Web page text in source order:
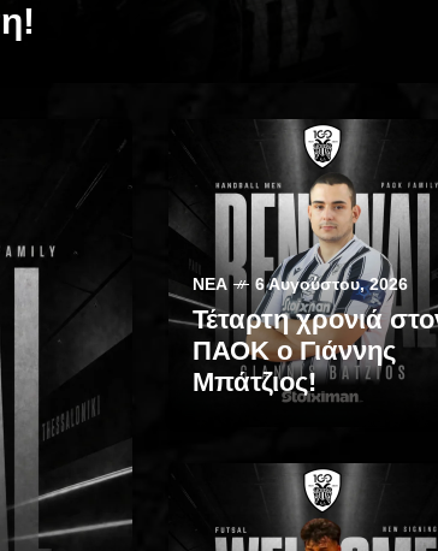
ΝΈΑ 6 Αυγούστου, 2026
Τέταρτη χρονιά
ΠΑΟΚ ο Γιάννης
Μπάτζιος!